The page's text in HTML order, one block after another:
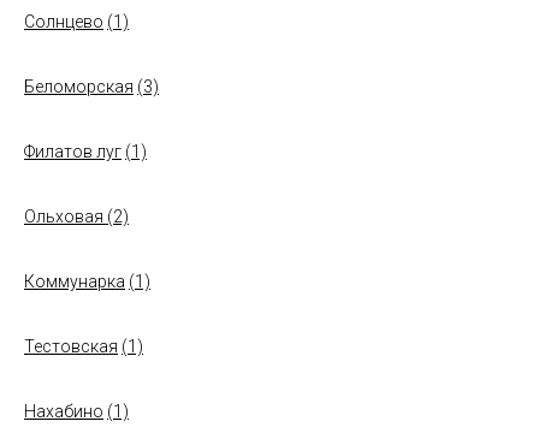
Солнцево (1)
Беломорская (3)
Филатов луг (1)
Ольховая (2)
Коммунарка (1)
Тестовская (1)
Нахабино (1)